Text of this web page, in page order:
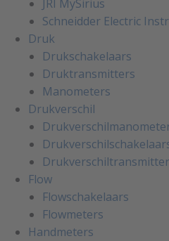
JRI MySirius
Schneidder Electric
Druk
Drukschakelaars
Druktransmitters
Manometers
Drukverschil
Flow
Flowschakelaars
Flowmeters
Handmeters